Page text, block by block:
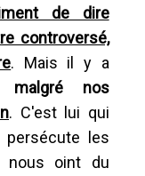
de dire
controversé,
. Mais il y a
malgré nos
. C'est lui qui
les
nous oint du